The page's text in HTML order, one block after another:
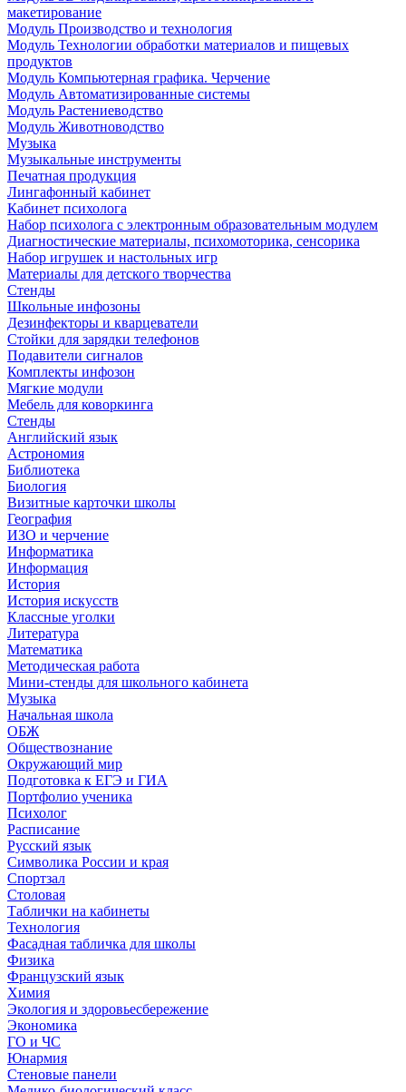
макетирование
Модуль Производство и технология
Модуль Технологии обработки материалов и пищевых
продуктов
Модуль Компьютерная графика. Черчение
Модуль Автоматизированные системы
Модуль Растениеводство
Модуль Животноводство
Музыка
Музыкальные инструменты
Печатная продукция
Лингафонный кабинет
Кабинет психолога
Набор психолога с электронным образовательным модулем
Диагностические материалы, психомоторика, сенсорика
Набор игрушек и настольных игр
Материалы для детского творчества
Стенды
Школьные инфозоны
Дезинфекторы и кварцеватели
Стойки для зарядки телефонов
Подавители сигналов
Комплекты инфозон
Мягкие модули
Мебель для коворкинга
Стенды
Английский язык
Астрономия
Библиотека
Биология
Визитные карточки школы
География
ИЗО и черчение
Информатика
Информация
История
История искусств
Классные уголки
Литература
Математика
Методическая работа
Мини-стенды для школьного кабинета
Музыка
Начальная школа
ОБЖ
Обществознание
Окружающий мир
Подготовка к ЕГЭ и ГИА
Портфолио ученика
Психолог
Расписание
Русский язык
Символика России и края
Спортзал
Столовая
Таблички на кабинеты
Технология
Фасадная табличка для школы
Физика
Французский язык
Химия
Экология и здоровьесбережение
Экономика
ГО и ЧС
Юнармия
Стеновые панели